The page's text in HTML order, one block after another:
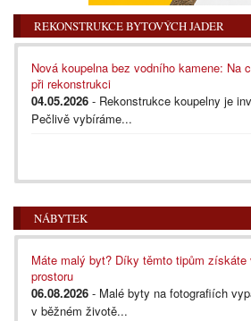
REKONSTRUKCE BYTOVÝCH JADER
Nová koupelna bez vodního kamene: Na
při rekonstrukci
04.05.2026 - Rekonstrukce koupelny je
Pečlivě vybíráme...
NÁBYTEK
Máte malý byt? Díky těmto tipům získáte
prostoru
06.08.2026 - Malé byty na fotografiích
v běžném životě...